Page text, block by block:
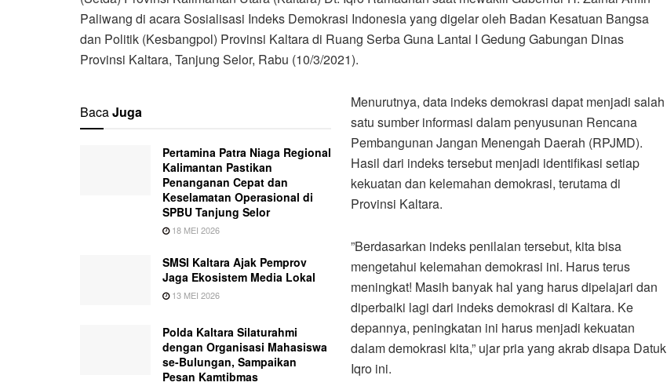
Paliwang di acara Sosialisasi Indeks Demokrasi Indonesia yang digelar oleh Badan Kesatuan Bangsa
dan Politik (Kesbangpol) Provinsi Kaltara di Ruang Serba Guna Lantai I Gedung Gabungan Dinas
Provinsi Kaltara, Tanjung Selor, Rabu (10/3/2021).
BacaJuga
Pertamina Patra Niaga Regional
Kalimantan Pastikan
Penanganan Cepat dan
Keselamatan Operasional di
SPBU Tanjung Selor
18 MEI 2026
SMSI Kaltara Ajak Pemprov
Jaga Ekosistem Media Lokal
13 MEI 2026
Polda Kaltara Silaturahmi
dengan Organisasi Mahasiswa
se-Bulungan, Sampaikan
Pesan Kamtibmas
Menurutnya, data indeks demokrasi dapat menjadi salah
satu sumber informasi dalam penyusunan Rencana
Pembangunan Jangan Menengah Daerah (RPJMD).
Hasil dari indeks tersebut menjadi identifikasi setiap
kekuatan dan kelemahan demokrasi, terutama di
Provinsi Kaltara.
”Berdasarkan indeks penilaian tersebut, kita bisa
mengetahui kelemahan demokrasi ini. Harus terus
meningkat! Masih banyak hal yang harus dipelajari dan
diperbaiki lagi dari indeks demokrasi di Kaltara. Ke
depannya, peningkatan ini harus menjadi kekuatan
dalam demokrasi kita,” ujar pria yang akrab disapa Datuk
Iqro ini.